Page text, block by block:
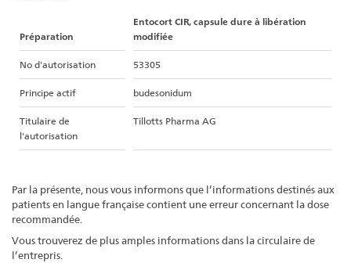
Préparation
Entocort CIR, capsule dure à libération
modifiée
No d'autorisation 53305
Principe actif budesonidum
Titulaire de
l'autorisation
Tillotts Pharma AG
Par la présente, nous vous informons que l’informations destinés aux
patients en langue française contient une erreur concernant la dose
recommandée.
Vous trouverez de plus amples informations dans la circulaire de
l’entrepris.